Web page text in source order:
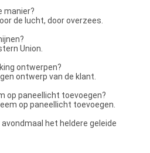
manier?
de lucht, door overzees.
Union.
ontwerpen?
ontwerp van de klant.
op paneellicht toevoegen?
op paneellicht toevoegen.
het heldere geleide